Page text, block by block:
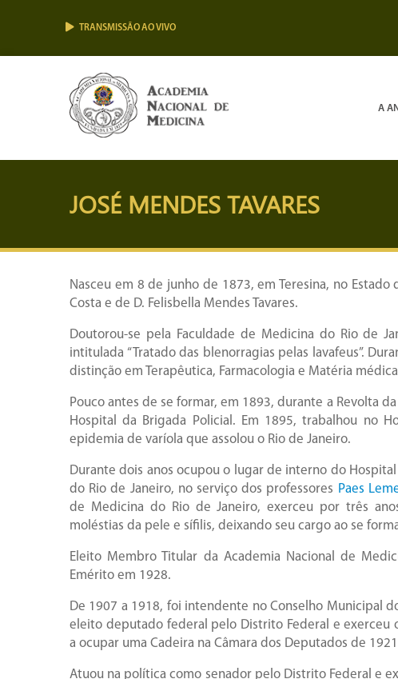
TRANSMISSÃO AO VIVO
A
JOSÉ MENDES TAVARES
Nasceu em 8 de junho de 1873, em Teresina, no Estado
Costa e de D. Felisbella Mendes Tavares.
Doutorou-se pela Faculdade de Medicina do Rio de
intitulada “Tratado das blenorragias pelas lavafeus”.
distinção em Terapêutica, Farmacologia e Matéria
Pouco antes de se formar, em 1893, durante a Revolta
Hospital da Brigada Policial. Em 1895, trabalhou no
epidemia de varíola que assolou o Rio de Janeiro.
Durante dois anos ocupou o lugar de interno do
do Rio de Janeiro, no serviço dos professores Paes
de Medicina do Rio de Janeiro, exerceu por três
moléstias da pele e sífilis, deixando seu cargo ao se
Eleito Membro Titular da Academia Nacional de
Emérito em 1928.
De 1907 a 1918, foi intendente no Conselho Municipal
eleito deputado federal pelo Distrito Federal e exerceu
a ocupar uma Cadeira na Câmara dos Deputados de
Atuou na política como senador pelo Distrito Federal e